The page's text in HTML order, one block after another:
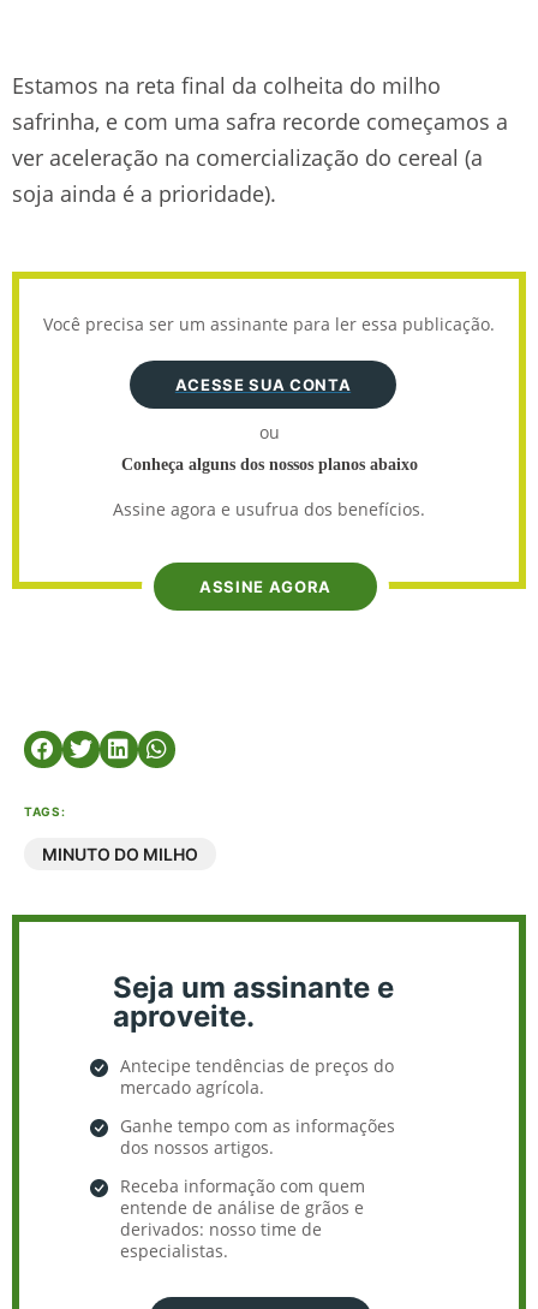
Estamos na reta final da colheita do milho
safrinha, e com uma safra recorde começamos a
ver aceleração na comercialização do cereal (a
soja ainda é a prioridade).
Você precisa ser um assinante para ler essa publicação.
ACESSE SUA CONTA
ou
Conheça alguns dos nossos planos abaixo
Assine agora e usufrua dos benefícios.
ASSINE AGORA
TAGS:
MINUTO DO MILHO
Seja um assinante e
aproveite.
Antecipe tendências de preços do
mercado agrícola.
Ganhe tempo com as informações
dos nossos artigos.
Receba informação com quem
entende de análise de grãos e
derivados: nosso time de
especialistas.